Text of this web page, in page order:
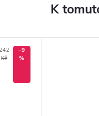
K
Kč
–9
%